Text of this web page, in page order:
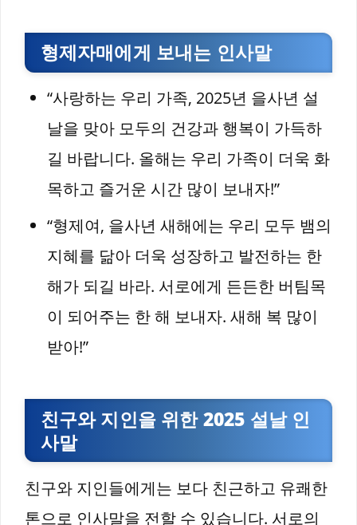
형제자매에게 보내는 인사말
“사랑하는 우리 가족, 2025년 을사년 설
날을 맞아 모두의 건강과 행복이 가득하
길 바랍니다. 올해는 우리 가족이 더욱 화
목하고 즐거운 시간 많이 보내자!”
“형제여, 을사년 새해에는 우리 모두 뱀의
지혜를 닮아 더욱 성장하고 발전하는 한
해가 되길 바라. 서로에게 든든한 버팀목
이 되어주는 한 해 보내자. 새해 복 많이
받아!”
친구와 지인을 위한 2025 설날 인
사말
친구와 지인들에게는 보다 친근하고 유쾌한
톤으로 인사말을 전할 수 있습니다. 서로의